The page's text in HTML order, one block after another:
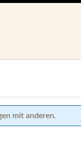
mit anderen.